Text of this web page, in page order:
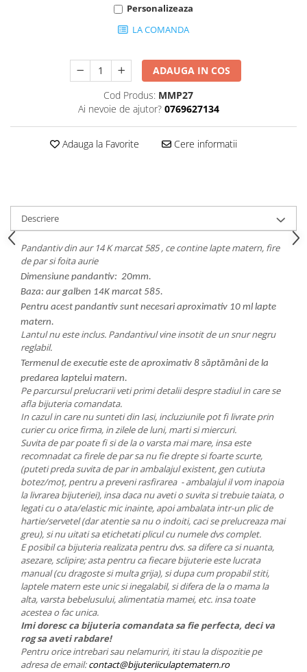
Personalizeaza
LA COMANDA
ADAUGA IN COS
Cod Produs: MMP27
Ai nevoie de ajutor? 0769627134
Adauga la Favorite Cere informatii
Descriere
Pandantiv din aur 14 K marcat 585 , ce contine lapte matern, fire
de par si foita aurie
Dimensiune pandantiv: 20mm.
Baza: aur galben 14K marcat 585.
Pentru acest pandantiv sunt necesari aproximativ 10 ml lapte
matern.
Lantul nu este inclus. Pandantivul vine insotit de un snur negru
reglabil.
Termenul de executie este de aproximativ 8 săptămâni de la
predarea laptelui matern.
Pe parcursul prelucrarii veti primi detalii despre stadiul in care se
afla bijuteria comandata.
In cazul in care nu sunteti din Iasi, incluziunile pot fi livrate prin
curier cu orice firma, in zilele de luni, marti si miercuri.
Suvita de par poate fi si de la o varsta mai mare, insa este
recomnadat ca firele de par sa nu fie drepte si foarte scurte,
(puteti preda suvita de par in ambalajul existent, gen cutiuta
botez/moț, pentru a preveni rasfirarea - ambalajul il vom inapoia
la livrarea bijuteriei), insa daca nu aveti o suvita si trebuie taiata, o
legati cu o ata/elastic mic inainte, apoi ambalata intr-un plic de
hartie/servetel (dar atentie sa nu o indoiti, caci se prelucreaza mai
greu), si nu uitati sa etichetati plicul cu numele dvs complet.
E posibil ca bijuteria realizata pentru dvs. sa difere ca si nuanta,
asezare, sclipire; asta pentru ca fiecare bijuterie este lucrata
manual (cu dragoste si multa grija), si dupa cum propabil stiti,
laptele matern este unic si inegalabil, si difera de la o mama la
alta, varsta bebelusului, alimentatia mamei, etc. insa toate
acestea o fac unica.
Imi doresc ca bijuteria comandata sa fie perfecta, deci va
rog sa aveti rabdare!
Pentru orice intrebari sau nelamuriri, iti stau la dispozitie pe
adresa de email:contact@bijuteriiculaptematern.ro